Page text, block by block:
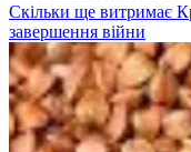
Скільки ще витримає
завершення війни